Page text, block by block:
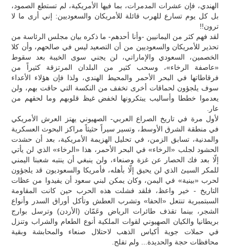
الهندي، فإن عشرات المدمرات، بما فيها الأمريكية، لم تستطع الصمود،
بل كل يوم تسارع للهرب قائلة للأمريكان والسعوديين: إني أرى ما لا
ترون!!
لقد فهم كثر من اليمانيين -وأنا أحدهم- ما ذكره بيان مجلس الرئاسة من
تحذير للأمريكان والسعوديين من أن التصعيد ليس في صالحهم، وأن كلا
الخصمين، السعودي والإماراتي، لن يجني سوى الخيبة بعد سقوط
«عاصفة الرخاء»، وسحب كثير من البلدان المرتزقة كثيراً من
فرقاطاتها في البحر الأحمر والمحيط الهندي، ولذا فإن هؤلاء الأعداء
سوف يلجؤون لحماقات أخرى تخفف من النكسة التي حاقت بهم، ولن
يعدموا خططا وأساليب يبتكرونها لخفض غيظ قلوبهم وما لحقهم من
عار.
لأول مرة في تاريخ الصراع العربي- الصهيوني يهتز العرش الأمريكي
في منطقة الشرق الأوسط، وتسير سيراً حثيثاً مراكز البحوث العسكرية
والمدنية، تسابق الزمن، في تحليل الهزيمة الأمريكية، بعد أن حشدت
الحشود لجلب «الرخاء» في البحر الأحمر، هذا «الرخاء» الذي لن يأتي
إلّا بعد فك الحصار عن غزة وصنعاء، ولن ينبغي أن ينتبه شعبنا اليمني
للمكر السيئ الذي لن يحيق إلّا بأهله، فأمريكا والسعوديون قد يلجؤون
لحرب «بينية» في اليمن، وكان يمكن لبني سعود أن يفيدوا من عظات
التاريخ - خير واعظ، فلقد فشلت هذه الحرب حين كانت المقاومة
السبتمبرية تنتعل «الحفا» وتشرب العطش وتأكل أوراق السدر وأنواع
الشجر، بينما تقذف طائرات الرياض وعَمّان (الأردن) وترسل بوارج
بريطانيا والكيان الصهيوني لقوات الملكية أنوع الطعام والشراب وتنزل
في حملات جوية أكياس الذهب لاحتلال صنعاء والمحابشة وبقية
محافظات حجة والحديدة... ولم تفلح.